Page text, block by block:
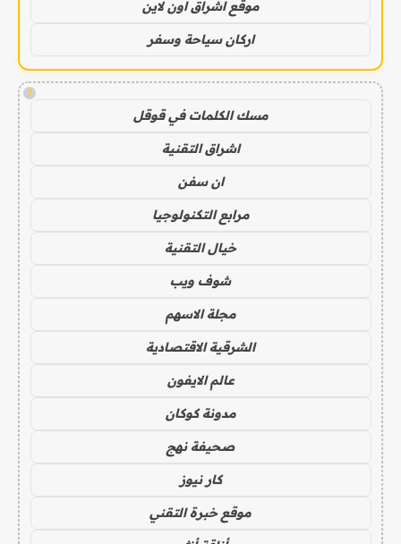
موقع اشراق اون لاين
اركان سياحة وسفر
!
مسك الكلمات في قوقل
اشراق التقنية
ان سفن
مرابع التكنولوجيا
خيال التقنية
شوف ويب
مجلة الاسهم
الشرقية الاقتصادية
عالم الايفون
مدونة كوكان
صحيفة نهج
كار نيوز
موقع خبرة التقني